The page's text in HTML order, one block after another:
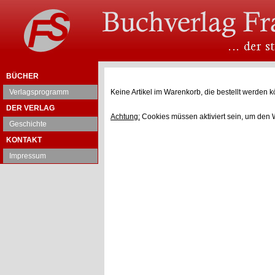
BÜCHER
Verlagsprogramm
DER VERLAG
Geschichte
KONTAKT
Impressum
Keine Artikel im Warenkorb, die bestellt werden
Achtung: Cookies müssen aktiviert sein, um den